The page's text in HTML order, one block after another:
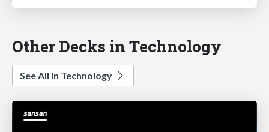
Other Decks in Technology
See All in Technology